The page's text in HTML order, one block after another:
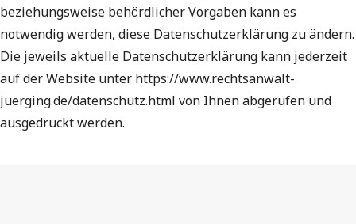
beziehungsweise behördlicher Vorgaben kann es
notwendig werden, diese Datenschutzerklärung zu ändern.
Die jeweils aktuelle Datenschutzerklärung kann jederzeit
auf der Website unter https://www.rechtsanwalt-
juerging.de/datenschutz.html von Ihnen abgerufen und
ausgedruckt werden.